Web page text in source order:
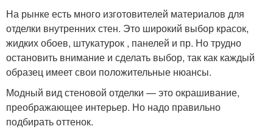
На рынке есть много изготовителей материалов для
отделки внутренних стен. Это широкий выбор красок,
жидких обоев, штукатурок , панелей и пр. Но трудно
остановить внимание и сделать выбор, так как каждый
образец имеет свои положительные нюансы.
Модный вид стеновой отделки — это окрашивание,
преображающее интерьер. Но надо правильно
подбирать оттенок.